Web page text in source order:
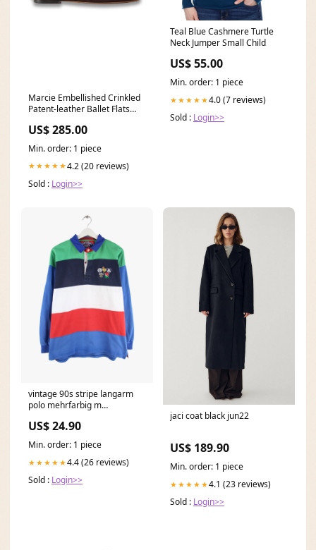
Marcie Embellished Crinkled
Patent-leather Ballet Flats
US$ 285.00
Min. order: 1 piece
★★★★★4.2 (20 reviews)
Sold : Login>>
Teal Blue Cashmere Turtle
Neck Jumper Small Child
US$ 55.00
Min. order: 1 piece
★★★★★4.0 (7 reviews)
Sold : Login>>
vintage 90s stripe langarm
polo mehrfarbig m
US$ 24.90
Min. order: 1 piece
★★★★★4.4 (26 reviews)
Sold : Login>>
jaci coat black jun22
US$ 189.90
Min. order: 1 piece
★★★★★4.1 (23 reviews)
Sold : Login>>